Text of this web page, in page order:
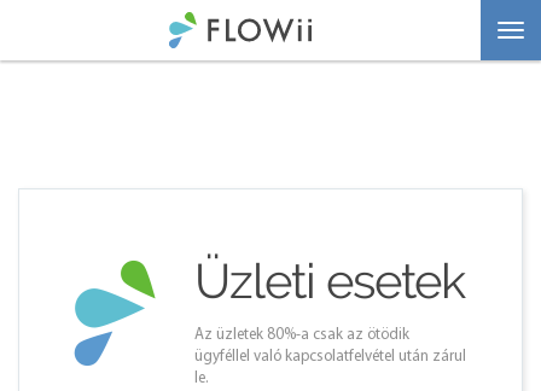
Üzleti esetek
Az üzletek 80%-a csak az ötödik
ügyféllel való kapcsolatfelvétel után zárul
le.